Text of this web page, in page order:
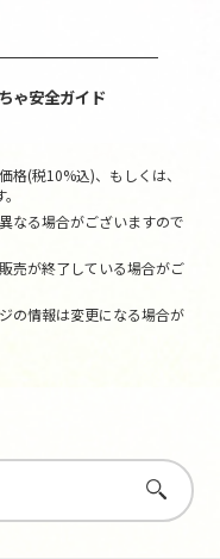
ゃ安全ガイド
(税10%込)、もしくは、
なる場合がございますので
売が終了している場合がご
の情報は変更になる場合が
さがす